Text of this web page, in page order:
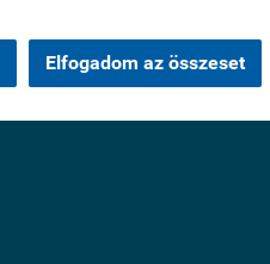
Elfogadom az összeset